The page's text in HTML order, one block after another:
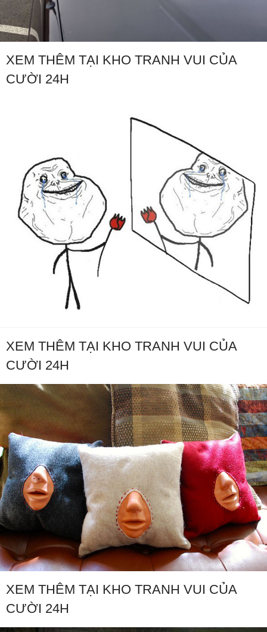
XEM THÊM TẠI KHO TRANH VUI CỦA
CƯỜI 24H
XEM THÊM TẠI KHO TRANH VUI CỦA
CƯỜI 24H
XEM THÊM TẠI KHO TRANH VUI CỦA
CƯỜI 24H